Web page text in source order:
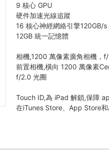
9 核心 GPU
硬件加速光線追蹤
16 核心神經網絡引擎120GB/s
12GB 統一記憶體
相機,1200 萬像素廣角相機，
前置相機,橫向 1200 萬像素
f/2.0 光圈
Touch ID,為 iPad 解鎖,保障
在iTunes Store、App Store